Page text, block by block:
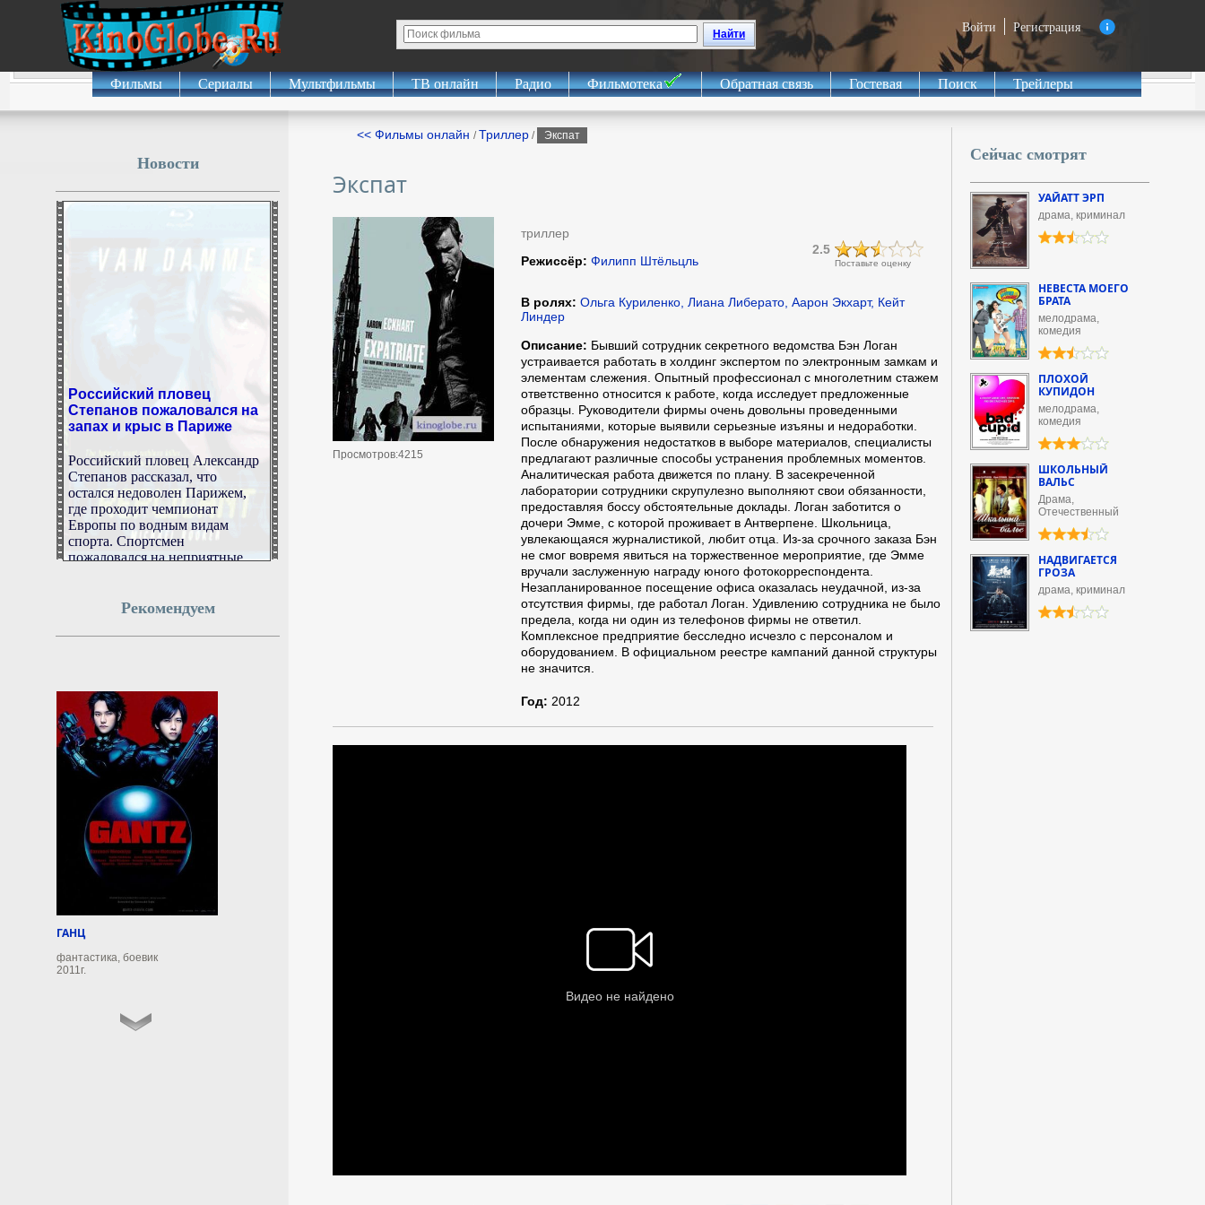
Войти Регистрация
Найти
Фильмы Сериалы Мультфильмы ТВ онлайн Радио Фильмотека Обратная связь Гостевая Поиск Трейлеры
<< Фильмы онлайн /Триллер / Экспат
Экспат
Просмотров:4215
триллер
Поставьте оценку
2.5
Режиссёр: Филипп Штёльцль
В ролях: Ольга Куриленко, Лиана Либерато, Аарон Экхарт, Кейт
Линдер
Описание: Бывший сотрудник секретного ведомства Бэн Логан
устраивается работать в холдинг экспертом по электронным замкам и
элементам слежения. Опытный профессионал с многолетним стажем
ответственно относится к работе, когда исследует предложенные
образцы. Руководители фирмы очень довольны проведенными
испытаниями, которые выявили серьезные изъяны и недоработки.
После обнаружения недостатков в выборе материалов, специалисты
предлагают различные способы устранения проблемных моментов.
Аналитическая работа движется по плану. В засекреченной
лаборатории сотрудники скрупулезно выполняют свои обязанности,
предоставляя боссу обстоятельные доклады. Логан заботится о
дочери Эмме, с которой проживает в Антверпене. Школьница,
увлекающаяся журналистикой, любит отца. Из-за срочного заказа Бэн
не смог вовремя явиться на торжественное мероприятие, где Эмме
вручали заслуженную награду юного фотокорреспондента.
Незапланированное посещение офиса оказалась неудачной, из-за
отсутствия фирмы, где работал Логан. Удивлению сотрудника не было
предела, когда ни один из телефонов фирмы не ответил.
Комплексное предприятие бесследно исчезло с персоналом и
оборудованием. В официальном реестре кампаний данной структуры
не значится.
Год: 2012
Новости
Российский пловец
Степанов пожаловался на
запах и крыс в Париже
Степанов рассказал, что
остался недоволен Парижем,
где проходит чемпионат
Европы по водным видам
спорта. Спортсмен
пожаловался на неприятные
запахи, мусор и крыс под
7 августа 2026г.
приступили к уборке
зерновых культур
Работы стартовали в
Новгородском, Мошенском,
Хвойнинском и Солецком
округах.
7 августа 2026г.
18:52:12
Союз с Россией резко
Пхеньяна
Доходы Северной Кореи от
млрд долларов, что примерно в
Рекомендуем
ГАНЦ
фантастика, боевик
2011г.
Сейчас смотрят
УАЙАТТ ЭРП
драма, криминал
НЕВЕСТА МОЕГО
БРАТА
мелодрама,
комедия
ПЛОХОЙ
КУПИДОН
мелодрама,
комедия
ШКОЛЬНЫЙ
ВАЛЬС
Драма,
Отечественный
НАДВИГАЕТСЯ
ГРОЗА
драма, криминал